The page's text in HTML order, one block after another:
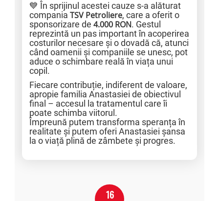
💙 În sprijinul acestei cauze s-a alăturat
compania TSV Petroliere, care a oferit o
sponsorizare de 4.000 RON. Gestul
reprezintă un pas important în acoperirea
costurilor necesare și o dovadă că, atunci
când oamenii și companiile se unesc, pot
aduce o schimbare reală în viața unui
copil.
Fiecare contribuție, indiferent de valoare,
apropie familia Anastasiei de obiectivul
final – accesul la tratamentul care îi
poate schimba viitorul.
Împreună putem transforma speranța în
realitate și putem oferi Anastasiei șansa
la o viață plină de zâmbete și progres.
16